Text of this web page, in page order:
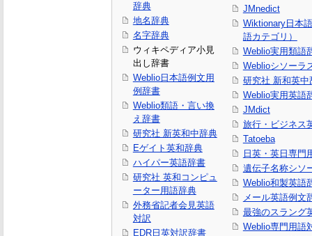
辞典
地名辞典
名字辞典
ウィキペディア小見
出し辞書
Weblio日本語例文用
例辞書
Weblio類語・言い換
え辞書
研究社 新英和中辞典
Eゲイト英和辞典
ハイパー英語辞書
研究社 英和コンピュ
ーター用語辞典
外務省記者会見英語
対訳
EDR日英対訳辞書
JMnedict
Wiktionary日本
語カテゴリ）
Weblio実用類語
Weblioシソーラ
研究社 新和英中
Weblio実用英語
JMdict
旅行・ビジネス
Tatoeba
日英・英日専門
遺伝子名称シソ
Weblio和製英語
メール英語例文
最強のスラング
Weblio専門用語